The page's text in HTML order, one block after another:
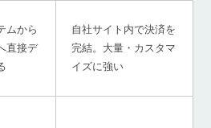
ムから
直接デ
自社サイト内で決済を
完結。大量・カスタマ
イズに強い